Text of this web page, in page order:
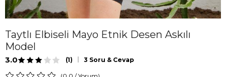
Taytlı Elbiseli Mayo Etnik Desen Askılı
Model
3.0 (1) 3 Soru & Cevap